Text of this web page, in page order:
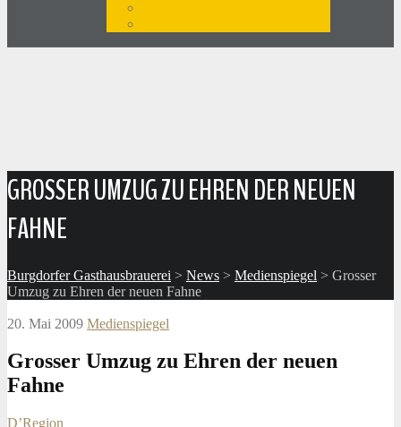
GROSSER UMZUG ZU EHREN DER NEUEN
FAHNE
Burgdorfer Gasthausbrauerei > News > Medienspiegel > Grosser
Umzug zu Ehren der neuen Fahne
20. Mai 2009 Medienspiegel
Grosser Umzug zu Ehren der neuen
Fahne
D’Region